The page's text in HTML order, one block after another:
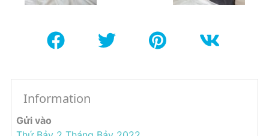
Information
Gửi vào